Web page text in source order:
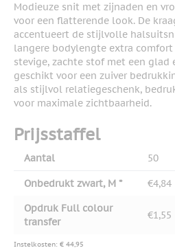
Modieuze snit met zijnaden en
voor een flatterende look. De
accentueert de stijlvolle
langere bodylengte extra comfort
stevige, zachte stof met een glad
geschikt voor een zuiver
als stijlvol relatiegeschenk,
voor maximale zichtbaarheid.
Prijsstaffel
Aantal 50
Onbedrukt zwart, M * €4,84
Opdruk Full colour
transfer
€1,55
Instelkosten: € 44,95